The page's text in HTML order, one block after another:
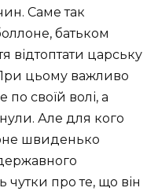
Саме так
батьком
відтоптати царську
цьому важливо
по своїй волі, а
Але для кого
швиденько
чутки про те, що він